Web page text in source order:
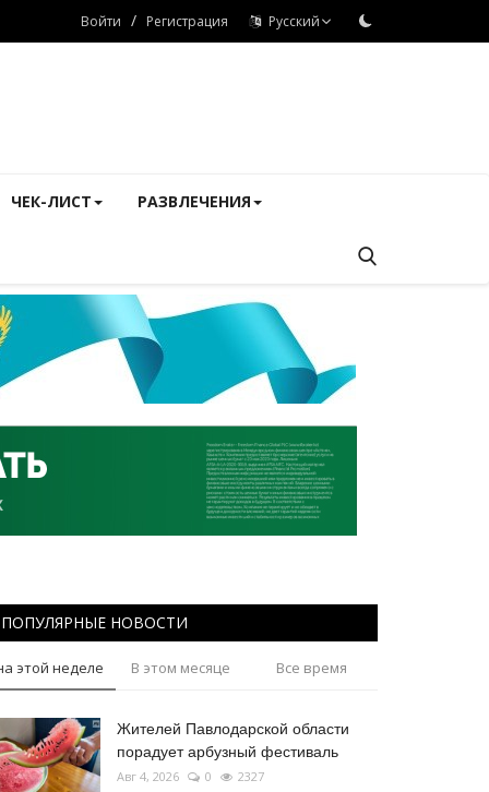
Войти / Регистрация Русский
ЧЕК-ЛИСТ РАЗВЛЕЧЕНИЯ
ПОПУЛЯРНЫЕ НОВОСТИ
этой неделе В этом месяце Все время
Жителей Павлодарской области
порадует арбузный фестиваль
Авг 4, 2026 0 2327